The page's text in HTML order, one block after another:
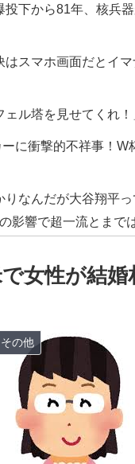
下から81年、核兵
はスマホ画面だとイ
ル塔を見せてくれ！
に衝撃的不祥事！
りなんだが大谷翔平
影響で超一流とまで
を生成してみたｗｗ
ルパレス加入が決
外の反応】
落！外国人投資家と
ロパガンダ工作って
に関する情報はマ
で女性が結
その他